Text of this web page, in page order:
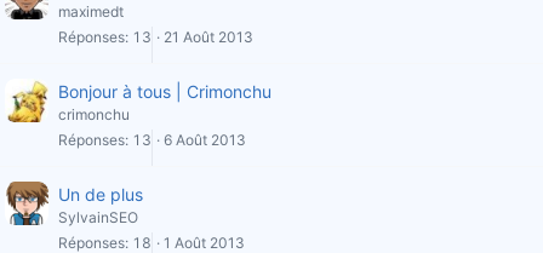
maximedt
Réponses 13 21 Août 2013
Bonjour à tous | Crimonchu
crimonchu
Réponses 13 6 Août 2013
Un de plus
SylvainSEO
Réponses 18 1 Août 2013